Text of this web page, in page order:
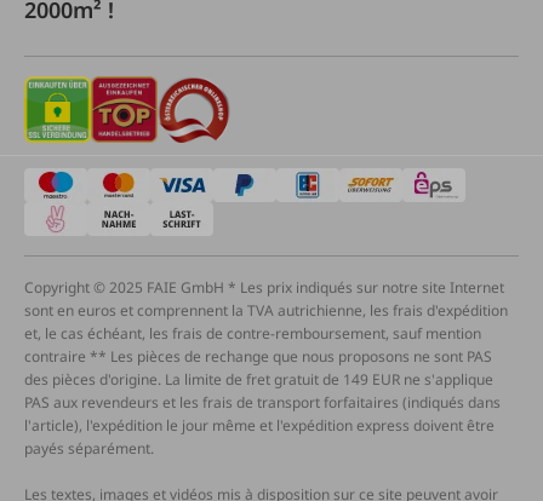
2000m² !
Copyright © 2025 FAIE GmbH * Les prix indiqués sur notre site Internet
sont en euros et comprennent la TVA autrichienne, les frais d'expédition
et, le cas échéant, les frais de contre-remboursement, sauf mention
contraire ** Les pièces de rechange que nous proposons ne sont PAS
des pièces d'origine. La limite de fret gratuit de 149 EUR ne s'applique
PAS aux revendeurs et les frais de transport forfaitaires (indiqués dans
l'article), l'expédition le jour même et l'expédition express doivent être
payés séparément.
Les textes, images et vidéos mis à disposition sur ce site peuvent avoir